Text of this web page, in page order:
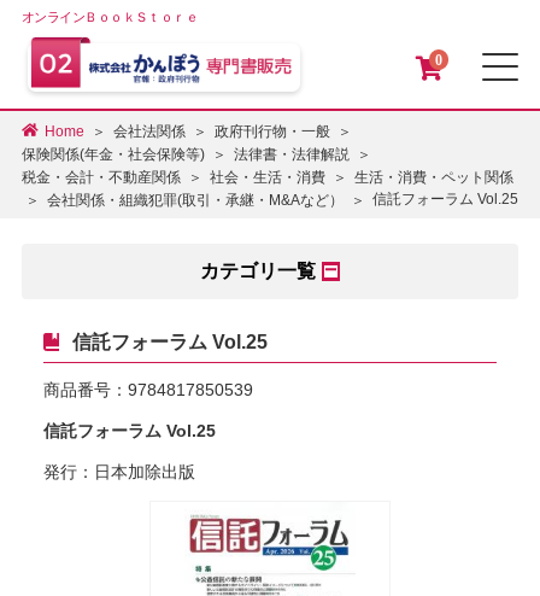
オンラインＢｏｏｋＳｔｏｒｅ
0
Home 会社法関係
政府刊行物・一般
保険関係(年金・社会保険等)
法律書・法律解説
税金・会計・不動産関係
社会・生活・消費
生活・消費・ペット関係
会社関係・組織犯罪(取引・承継・M&Aなど）
信託フォーラム Vol.25
カテゴリ一覧
信託フォーラム Vol.25
商品番号： 9784817850539
信託フォーラム Vol.25
発行：日本加除出版